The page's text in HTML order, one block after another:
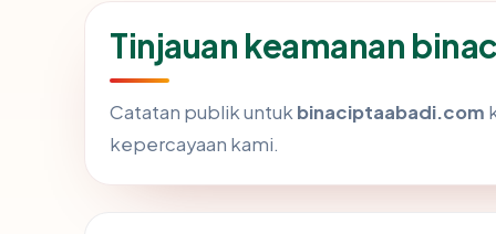
Tinjauan keamanan
Catatan publik untuk binaciptaabadi.com
kepercayaan kami.